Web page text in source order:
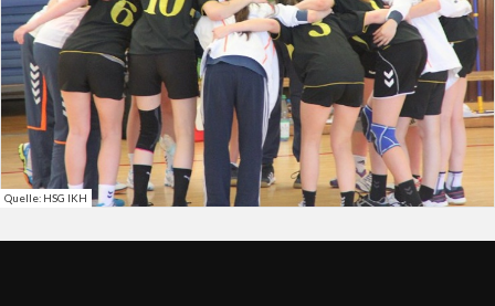
Quelle: HSG IKH